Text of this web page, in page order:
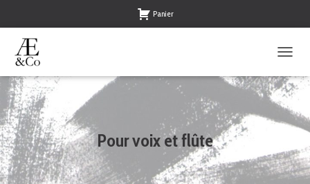
Panier
U
V
R
F
E
Pour voix et flûte